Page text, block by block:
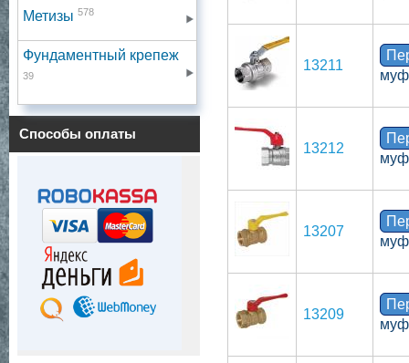
Метизы 578
Фундаментный крепеж
39
Способы оплаты
13211
13212
13207
13209